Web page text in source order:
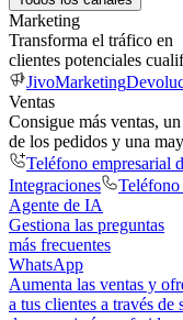
Marketing
Transforma el tráfico en
clientes potenciales
JivoMarketing
Ventas
Consigue más ventas,
de los pedidos y una
Teléfono empresarial
Integraciones
Teléfono
Agente de IA
Gestiona las preguntas
más frecuentes
WhatsApp
Aumenta las ventas y
a tus clientes a través de